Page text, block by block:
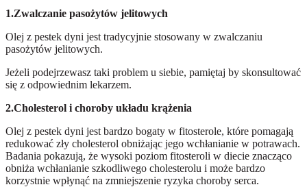
1.Zwalczanie pasożytów jelitowych
Olej z pestek dyni jest tradycyjnie stosowany w zwalczaniu
pasożytów jelitowych.
Jeżeli podejrzewasz taki problem u siebie, pamiętaj by skonsultować
się z odpowiednim lekarzem.
2.Cholesterol i choroby układu krążenia
Olej z pestek dyni jest bardzo bogaty w fitosterole, które pomagają
redukować zły cholesterol obniżając jego wchłanianie w potrawach.
Badania pokazują, że wysoki poziom fitosteroli w diecie znacząco
obniża wchłanianie szkodliwego cholesterolu i może bardzo
korzystnie wpłynąć na zmniejszenie ryzyka choroby serca.